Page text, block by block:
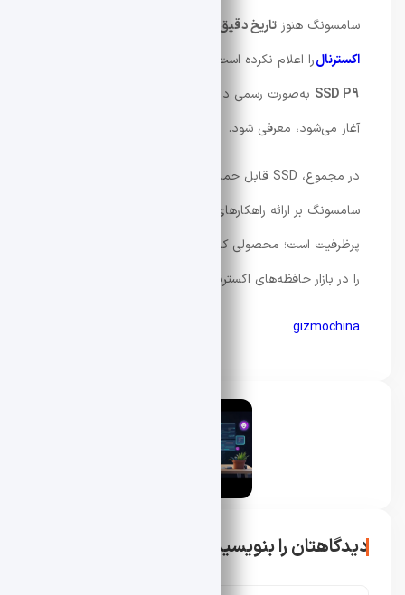
سامسونگ هنوز تاریخ دقیق عرضه و
اکسترنالرا اعلام نکرده است، اما انتظار می‌رود
SSD P9 به‌صورت رسمی در نمایشگاه
آغاز می‌شود، معرفی شود.
سامسونگ بر ارائه راهکارهای ذخیره‌سازی فوق‌سریع و
پرظرفیت است؛ محصولی که می‌تواند استانداردهای جدیدی
را در بازار حافظه‌های اکسترنال تعریف کند.
gizmochina
دیدگاهتان را بنویسید